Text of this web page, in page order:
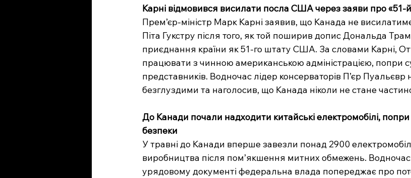
Карні відмовився висилати посла США через заяви про «51-
Прем’єр-міністр Марк Карні заявив, що Канада не
Піта Гукстру після того, як той поширив допис Дональда
приєднання країни як 51-го штату США. За словами Карні,
працювати з чинною американською адміністрацією, попри
представників. Водночас лідер консерваторів П’єр
безглуздими та наголосив, що Канада ніколи не стане
До Канади почали надходити китайські електромобілі,
безпеки
У травні до Канади вперше завезли понад 2900
виробництва після пом’якшення митних обмежень.
урядовому документі федеральна влада попереджає про